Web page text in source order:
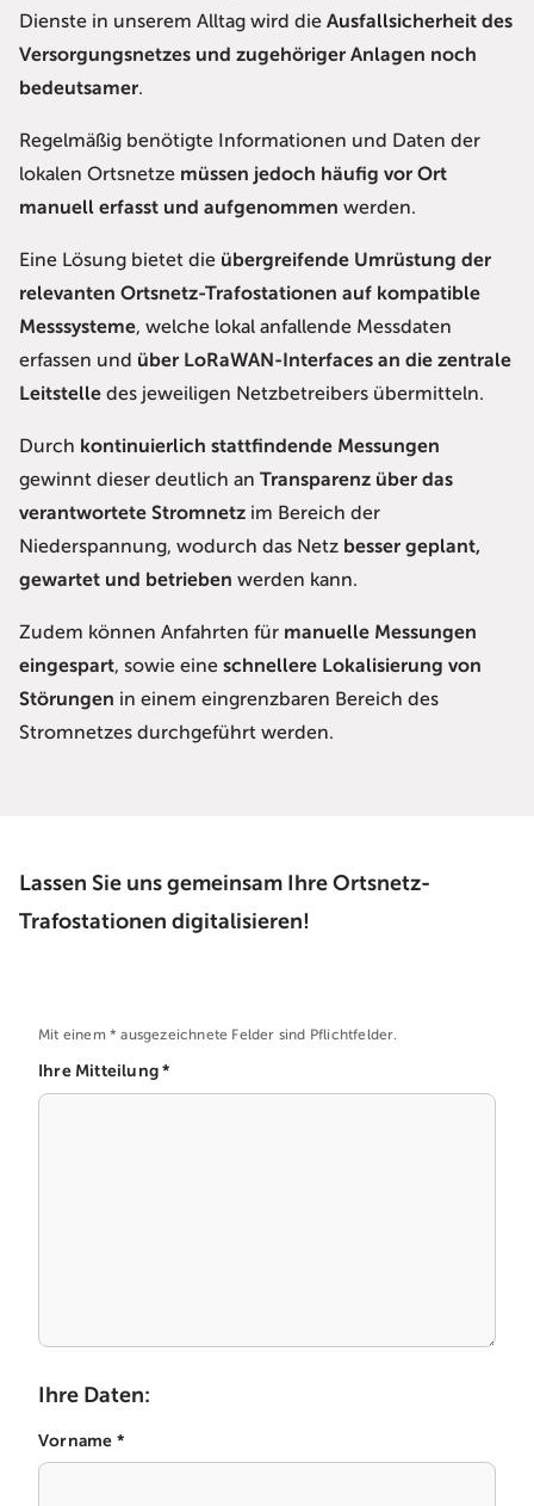
Dienste in unserem Alltag wird die Ausfallsicherheit des
Versorgungsnetzes und zugehöriger Anlagen noch
bedeutsamer.
Regelmäßig benötigte Informationen und Daten der
lokalen Ortsnetze müssen jedoch häufig vor Ort
manuell erfasst und aufgenommen werden.
Eine Lösung bietet die übergreifende Umrüstung der
relevanten Ortsnetz-Trafostationen auf kompatible
Messsysteme, welche lokal anfallende Messdaten
erfassen und über LoRaWAN-Interfaces an die zentrale
Leitstelle des jeweiligen Netzbetreibers übermitteln.
Durch kontinuierlich stattfindende Messungen
gewinnt dieser deutlich an Transparenz über das
verantwortete Stromnetz im Bereich der
Niederspannung, wodurch das Netz besser geplant,
gewartet und betrieben werden kann.
Zudem können Anfahrten für manuelle Messungen
eingespart, sowie eine schnellere Lokalisierung von
Störungen in einem eingrenzbaren Bereich des
Stromnetzes durchgeführt werden.
Lassen Sie uns gemeinsam Ihre Ortsnetz-
Trafostationen digitalisieren!
Mit einem * ausgezeichnete Felder sind Pflichtfelder.
Ihre Mitteilung *
Ihre Daten:
Vorname *